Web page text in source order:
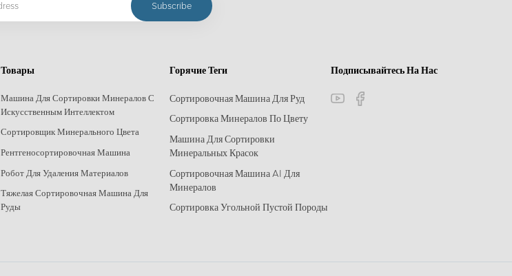
Товары
Машина Для Сортировки Минералов С
Искусственным Интеллектом
Сортировщик Минерального Цвета
Рентгеносортировочная Машина
Робот Для Удаления Материалов
Тяжелая Сортировочная Машина Для
Руды
Горячие Теги
Сортировочная Машина Для Руд
Сортировка Минералов По Цвету
Машина Для Сортировки
Минеральных Красок
Сортировочная Машина AI Для
Минералов
Сортировка Угольной Пустой Породы
Подписывайтесь На Нас